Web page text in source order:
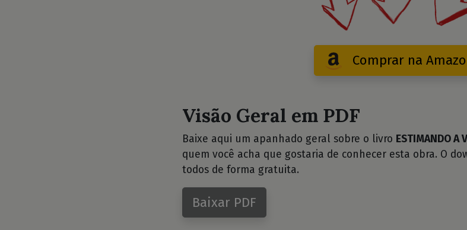
Comprar na
Visão Geral em PDF
Baixe aqui um apanhado geral sobre o livro ESTIMANDO A
quem você acha que gostaria de conhecer esta obra. O
todos de forma gratuita.
Baixar PDF